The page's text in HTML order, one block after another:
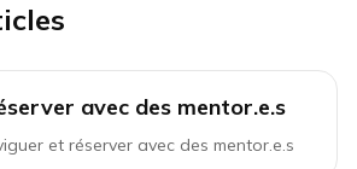
avec des mentor.e.s
et réserver avec des mentor.e.s